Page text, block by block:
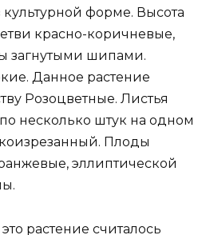
культурной форме. Высота
красно-коричневые,
загнутыми шипами.
Данное растение
Розоцветные. Листья
несколько штук на одном
Плоды
эллиптической
растение считалось